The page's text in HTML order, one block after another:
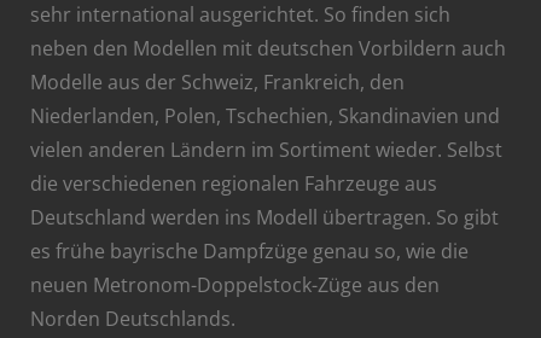
sehr international ausgerichtet. So finden sich
neben den Modellen mit deutschen Vorbildern auch
Modelle aus der Schweiz, Frankreich, den
Niederlanden, Polen, Tschechien, Skandinavien und
vielen anderen Ländern im Sortiment wieder. Selbst
die verschiedenen regionalen Fahrzeuge aus
Deutschland werden ins Modell übertragen. So gibt
es frühe bayrische Dampfzüge genau so, wie die
neuen Metronom-Doppelstock-Züge aus den
Norden Deutschlands.